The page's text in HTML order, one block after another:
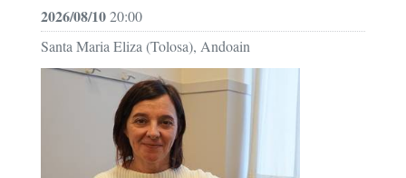
2026/08/1020:00
Santa Maria Eliza (Tolosa), Andoain